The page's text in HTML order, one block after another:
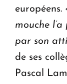
européens.
mouche
par son
de ses
Pascal